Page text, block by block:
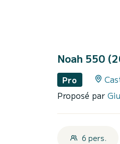
Noah 550
Pro
Proposé par
6 pers.